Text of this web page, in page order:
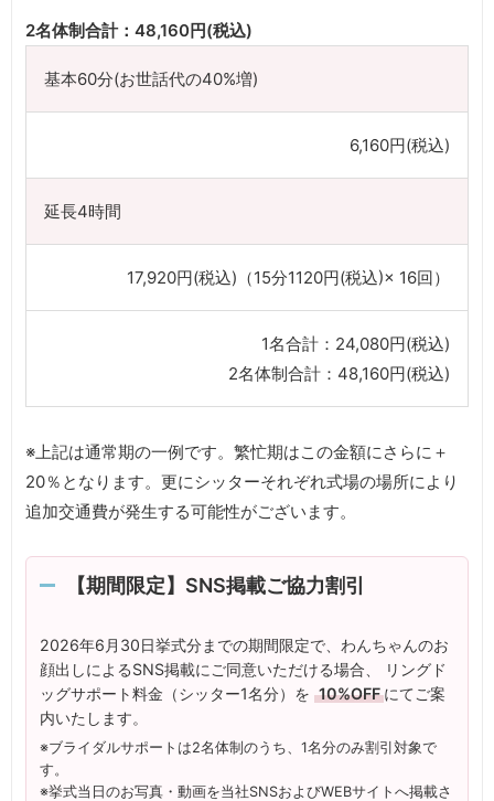
2名体制合計：48,160円(税込)
基本60分(お世話代の40%増)
6,160円(税込)
延長4時間
17,920円(税込)（15分1120円(税込)× 16回）
1名合計：24,080円(税込)
2名体制合計：48,160円(税込)
※上記は通常期の一例です。繁忙期はこの金額にさらに＋
20％となります。更にシッターそれぞれ式場の場所により
追加交通費が発生する可能性がございます。
【期間限定】SNS掲載ご協力割引
2026年6月30日挙式分までの期間限定で、わんちゃんのお
顔出しによるSNS掲載にご同意いただける場合、 リングド
ッグサポート料金（シッター1名分）を 10%OFF にてご案
内いたします。
※ブライダルサポートは2名体制のうち、1名分のみ割引対象で
す。
※挙式当日のお写真・動画を当社SNSおよびWEBサイトへ掲載さ